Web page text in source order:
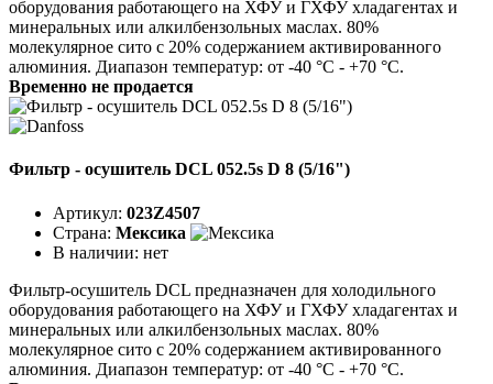
оборудования работающего на ХФУ и ГХФУ хладагентах и
минеральных или алкилбензольных маслах. 80%
молекулярное сито с 20% содержанием активированного
алюминия. Диапазон температур: от -40 °C - +70 °C.
Временно не продается
Фильтр - осушитель DCL 052.5s D 8 (5/16")
Артикул: 023Z4507
Страна: Мексика
В наличии: нет
Фильтр-осушитель DCL предназначен для холодильного
оборудования работающего на ХФУ и ГХФУ хладагентах и
минеральных или алкилбензольных маслах. 80%
молекулярное сито с 20% содержанием активированного
алюминия. Диапазон температур: от -40 °C - +70 °C.